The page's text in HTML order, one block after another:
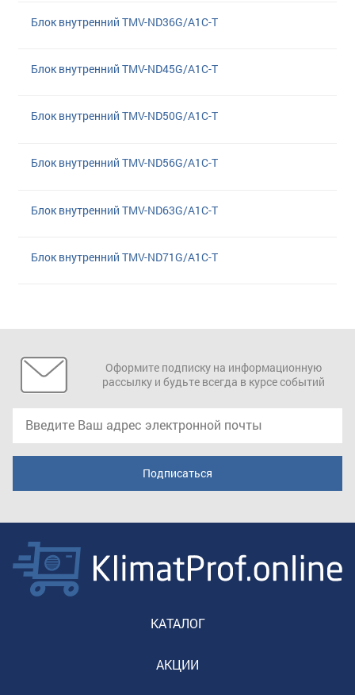
Блок внутренний TMV-ND36G/A1C-T
Блок внутренний TMV-ND45G/A1C-T
Блок внутренний TMV-ND50G/A1C-T
Блок внутренний TMV-ND56G/A1C-T
Блок внутренний TMV-ND63G/A1C-T
Блок внутренний TMV-ND71G/A1C-T
Оформите подписку на информационную
рассылку и будьте всегда в курсе событий
КАТАЛОГ
АКЦИИ